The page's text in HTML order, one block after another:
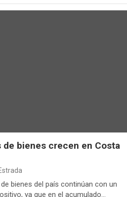
de bienes crecen en Costa
bienes del país continúan con un
ya que en el acumulado…